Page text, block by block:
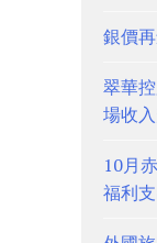
銀價
翠華
場收
10月
福利